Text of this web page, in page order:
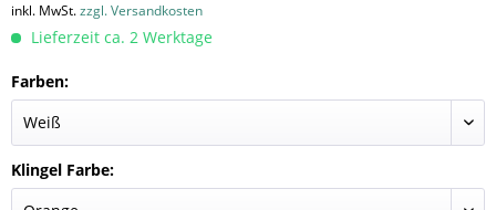
inkl. MwSt.zzgl. Versandkosten
Lieferzeit ca. 2 Werktage
Farben:
Klingel Farbe: